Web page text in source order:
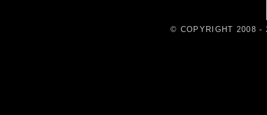
© COPYRIGHT 2008